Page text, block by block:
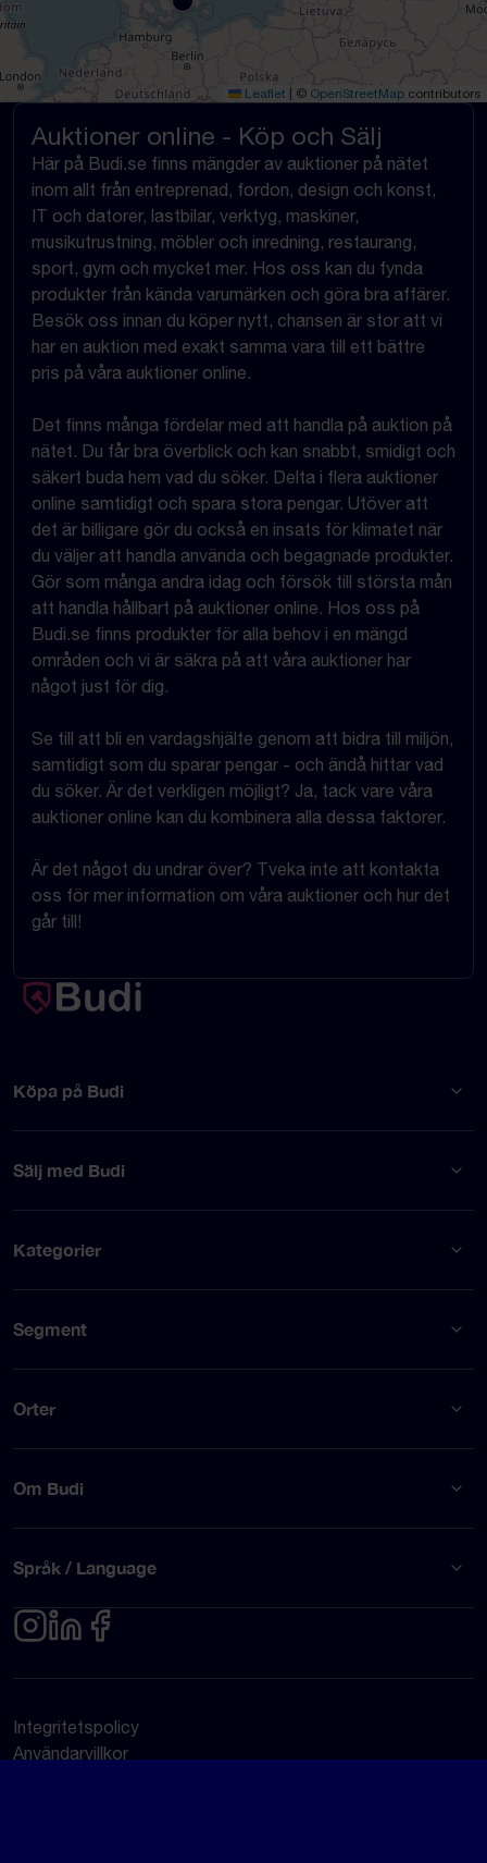
Leaflet © OpenStreetMap contributors
Auktioner online - Köp och Sälj
Här på Budi.se finns mängder av auktioner på nätet
inom allt från entreprenad, fordon, design och konst,
IT och datorer, lastbilar, verktyg, maskiner,
musikutrustning, möbler och inredning, restaurang,
sport, gym och mycket mer. Hos oss kan du fynda
produkter från kända varumärken och göra bra affärer.
Besök oss innan du köper nytt, chansen är stor att vi
har en auktion med exakt samma vara till ett bättre
pris på våra auktioner online.
Det finns många fördelar med att handla på auktion på
nätet. Du får bra överblick och kan snabbt, smidigt och
säkert buda hem vad du söker. Delta i flera auktioner
online samtidigt och spara stora pengar. Utöver att
det är billigare gör du också en insats för klimatet när
du väljer att handla använda och begagnade produkter.
Gör som många andra idag och försök till största mån
att handla hållbart på auktioner online. Hos oss på
Budi.se finns produkter för alla behov i en mängd
områden och vi är säkra på att våra auktioner har
något just för dig.
Se till att bli en vardagshjälte genom att bidra till miljön,
samtidigt som du sparar pengar - och ändå hittar vad
du söker. Är det verkligen möjligt? Ja, tack vare våra
auktioner online kan du kombinera alla dessa faktorer.
Är det något du undrar över? Tveka inte att kontakta
oss för mer information om våra auktioner och hur det
går till!
Köpa på Budi
Sälj med Budi
Kategorier
Segment
Orter
Om Budi
Språk / Language
Integritetspolicy
Användarvillkor